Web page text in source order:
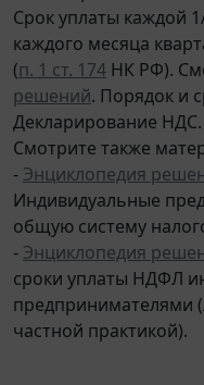
Срок уплаты каждой
каждого месяца
(п. 1 ст. 174 НК РФ).
решений. Порядок и
Декларирование НДС.
Смотрите также
- Энциклопедия
Индивидуальные
общую систему
- Энциклопедия
сроки уплаты НДФЛ
частной практикой).